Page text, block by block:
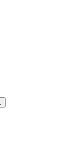
plateforme
réel